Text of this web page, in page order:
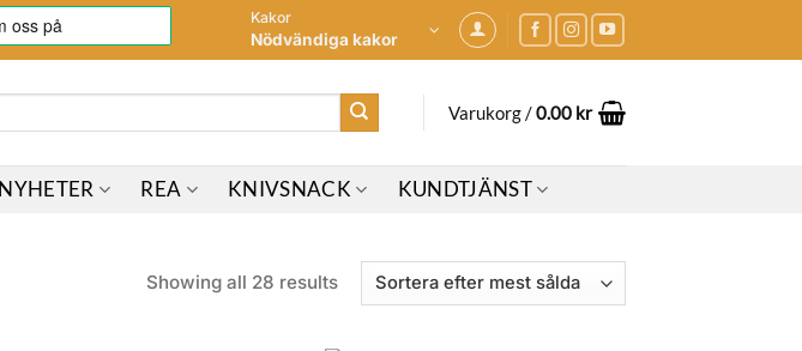
Kakor
Nödvändiga kakor
Varukorg /0.00 kr
NYHETER REA KNIVSNACK KUNDTJÄNST
Showing all 28 resultsSorted